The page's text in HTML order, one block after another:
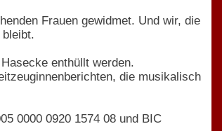
Frauen gewidmet. Und wir, die
enthüllt werden.
die musikalisch
0000 0920 1574 08 und BIC